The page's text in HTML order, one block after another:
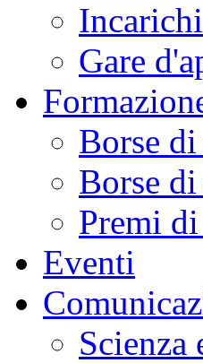
Gare
Borse
Borse
Premi
Eventi
Scienza